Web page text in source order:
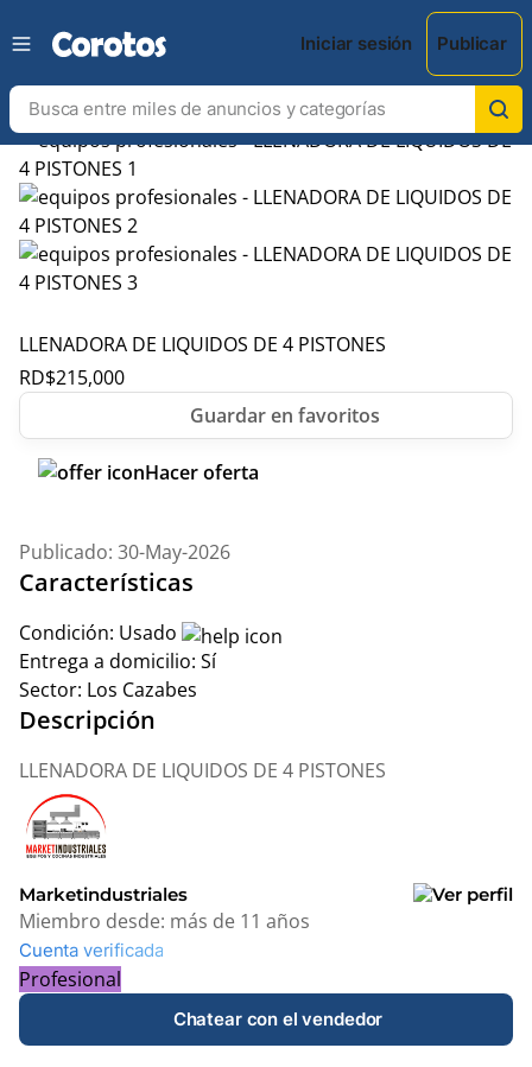
Iniciar sesión Publicar
LLENADORA DE LIQUIDOS DE 4 PISTONES
RD$215,000
Hacer oferta
Publicado: 30-May-2026
Características
Condición: Usado
Entrega a domicilio: Sí
Sector: Los Cazabes
Descripción
LLENADORA DE LIQUIDOS DE 4 PISTONES
Marketindustriales
Miembro desde: más de 11 años
Cuenta verificada
Profesional
Chatear con el vendedor